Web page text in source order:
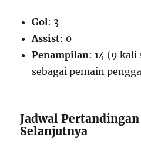
Gol: 3
Assist: 0
Penampilan: 14 (9 kali
sebagai pemain
Jadwal
Selanjutnya